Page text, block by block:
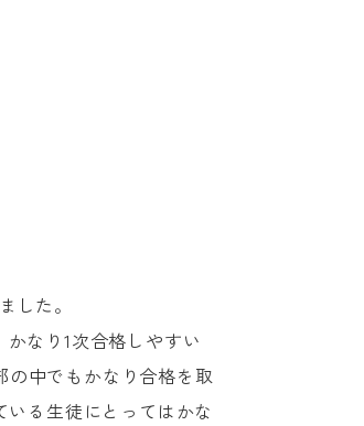
した。
なり1次合格しやすい
の中でもかなり合格を取
る生徒にとってはかな